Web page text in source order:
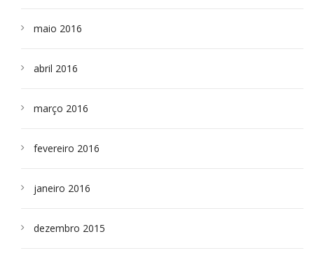
maio 2016
abril 2016
março 2016
fevereiro 2016
janeiro 2016
dezembro 2015